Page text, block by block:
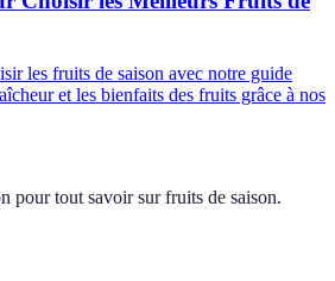
les fruits de saison avec notre guide
et les bienfaits des fruits grâce à nos
pour tout savoir sur fruits de saison.